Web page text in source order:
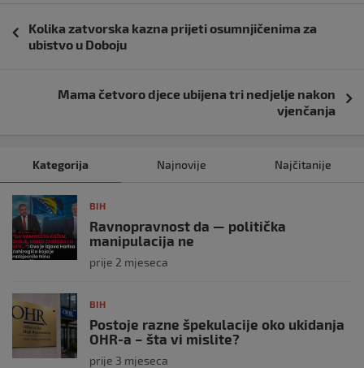
objava
Kolika zatvorska kazna prijeti osumnjičenima za
ubistvo u Doboju
Mama četvoro djece ubijena tri nedjelje nakon
vjenčanja
Kategorija Najnovije Najčitanije
BIH
Ravnopravnost da — politička
manipulacija ne
prije 2 mjeseca
BIH
Postoje razne špekulacije oko ukidanja
OHR-a – šta vi mislite?
prije 3 mjeseca